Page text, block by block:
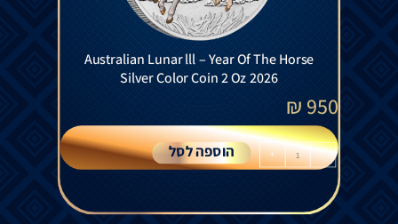
Australian Lunar lll – Year Of The Horse
Silver Color Coin 2 Oz 2026
950
₪
-
+ הוספה לסל